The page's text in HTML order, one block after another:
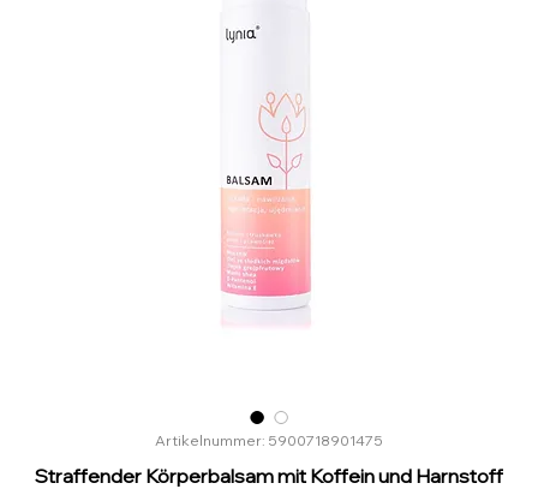
Artikelnummer: 5900718901475
Straffender Körperbalsam mit Koffein und Harnstoff